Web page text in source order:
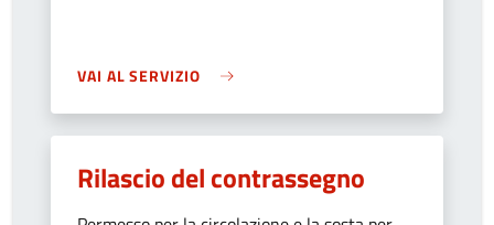
VAI AL SERVIZIO
Rilascio del contrassegno